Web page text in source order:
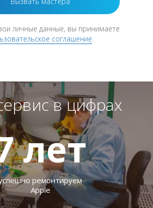
личные данные, вы принимаете
соглашение.
в цифрах
лет
ремонтируем
Apple